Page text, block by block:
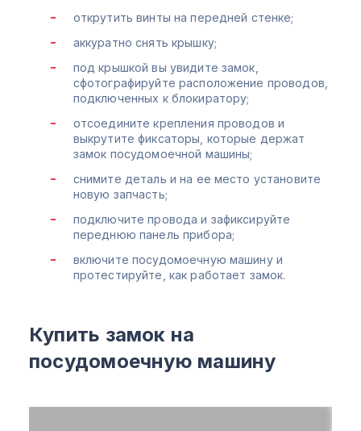
открутить винты на передней стенке;
аккуратно снять крышку;
под крышкой вы увидите замок,
сфотографируйте расположение проводов,
подключенных к блокиратору;
отсоедините крепления проводов и
выкрутите фиксаторы, которые держат
замок посудомоечной машины;
снимите деталь и на ее место установите
новую запчасть;
подключите провода и зафиксируйте
переднюю панель прибора;
включите посудомоечную машину и
протестируйте, как работает замок.
Купить замок на
посудомоечную машину